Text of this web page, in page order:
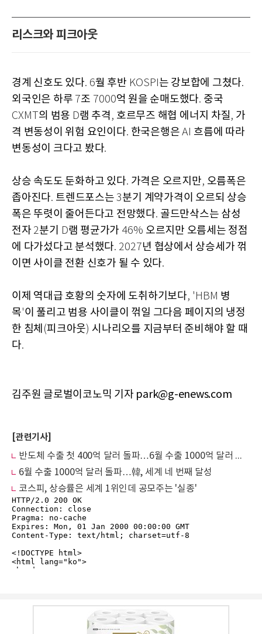
리스크와 피크아웃
경계 신호도 있다. 6월 후반 KOSPI는 강보합에 그쳤다.
외국인은 하루 7조 7000억 원을 순매도했다. 중국
CXMT 의 범용 D램 추격, 호르무즈 해협 에너지 차질, 가
격 변동성이 위험 요인이다. 한국은행은 AI 흐름에 따라
변동성이 크다고 봤다.
상승 속도도 둔화하고 있다. 가격은 오르지만, 오름폭은
좁아진다. 트렌드포스는3분기 계약가격이 오르되 상승
폭은 뚜렷이 줄어든다고 전망했다. 골드만삭스는 삼성
전자 2분기 D램 평균가가 46% 오르지만 오름세는 정점
에 다가섰다고 분석했다. 2027년 협상에서 상승세가 꺾
이면 사이클 전환 신호가 될 수 있다.
이제 역대급 호황의 숫자에 도취하기보다, 'HBM 병
목'이 풀리고 범용 사이클이 꺾일 그다음 페이지의 냉정
한 침체 (피크아웃) 시나리오를 지금부터 준비해야 할 때
다.
김주원 글로벌이코노믹 기자 park@g-enews.com
[관련기사]
반도체 수출 첫 400억 달러 돌파…6월 수출 1000억 달러 견인
6월 수출 1000억 달러 돌파…韓, 세계 네 번째 달성
코스피, 상승률은 세계 1위인데 공모주는 '실종'